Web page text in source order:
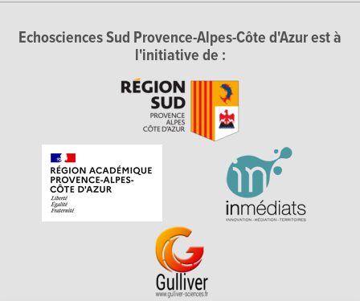
Echosciences Sud Provence-Alpes-Côte d'Azur est à
l'initiative de :